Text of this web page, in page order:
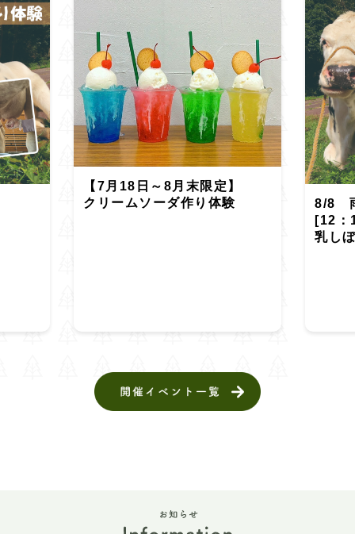
【7月18日～8月末限定】
クリームソーダ作り体験
8/8
[12：
乳し